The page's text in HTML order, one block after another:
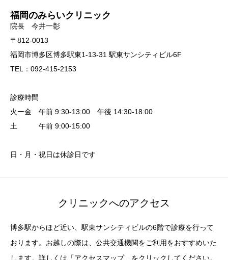
福岡のみらいクリニック
院長 今井一彰
〒812-0013
福岡市博多区博多駅東1-13-31 駅東サンシティビル6F
TEL：092-415-2153
診療時間
火ー金 午前 9:30-13:00 午後 14:30-18:00
土 午前 9:00-15:00
日・月・祝日は休診日です
クリニックへのアクセス
博多駅からほど近い、駅東サンシティビルの6階で診療を行って
おります。お越しの際は、公共交通機関をご利用をおすすめいた
します。詳しくは「アクセスマップ」をクリックしてください。